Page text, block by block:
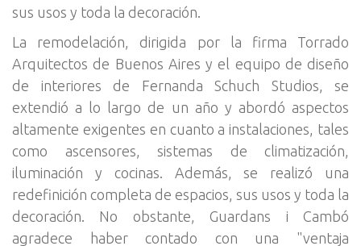
sus usos y toda la decoración.
La remodelación, dirigida por la firma Torrado
Arquitectos de Buenos Aires y el equipo de diseño
de interiores de Fernanda Schuch Studios, se
extendió a lo largo de un año y abordó aspectos
altamente exigentes en cuanto a instalaciones, tales
como ascensores, sistemas de climatización,
iluminación y cocinas. Además, se realizó una
redefinición completa de espacios, sus usos y toda la
decoración. No obstante, Guardans i Cambó
agradece haber contado con una "ventaja